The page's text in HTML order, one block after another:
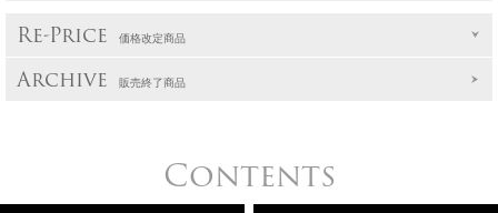
Re-Price 価格改定商品
Archive 販売終了商品
Contents